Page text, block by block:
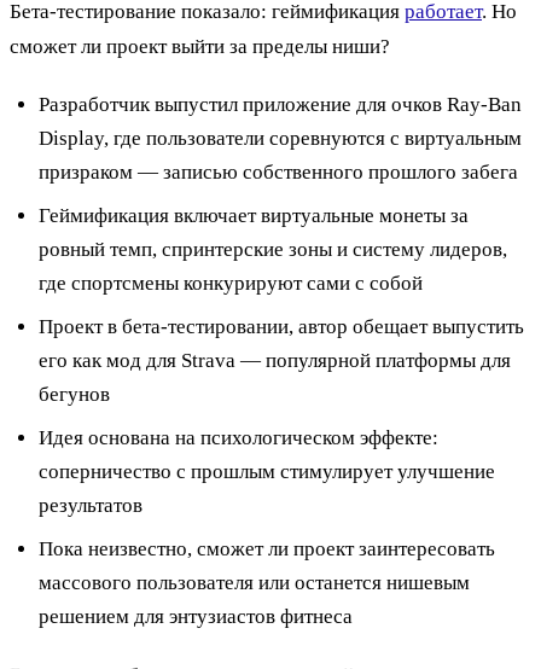
Бета-тестирование показало: геймификация работает. Но
сможет ли проект выйти за пределы ниши?
Разработчик выпустил приложение для очков Ray-Ban
Display, где пользователи соревнуются с виртуальным
призраком — записью собственного прошлого забега
Геймификация включает виртуальные монеты за
ровный темп, спринтерские зоны и систему лидеров,
где спортсмены конкурируют сами с собой
Проект в бета-тестировании, автор обещает выпустить
его как мод для Strava — популярной платформы для
бегунов
Идея основана на психологическом эффекте:
соперничество с прошлым стимулирует улучшение
результатов
Пока неизвестно, сможет ли проект заинтересовать
массового пользователя или останется нишевым
решением для энтузиастов фитнеса